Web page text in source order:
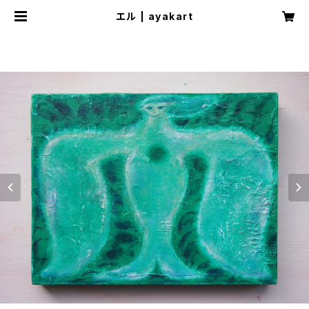
エル | ayakart